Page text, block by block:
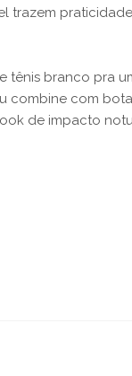
trazem
tênis branco pra
combine com
de impacto